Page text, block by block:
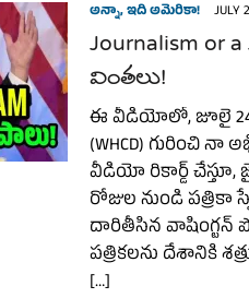
అన్నా, ఇది అమెరికా! JULY
Journalism
వింతలు!
ఈ వీడియోలో, జూలై
(WHCD) గురించి నా
వీడియో రికార్డ్ చేస్తూ,
రోజుల నుండి పత్రికా
దారితీసిన వాషింగ్టన్
పత్రికలను దేశానికి
[…]